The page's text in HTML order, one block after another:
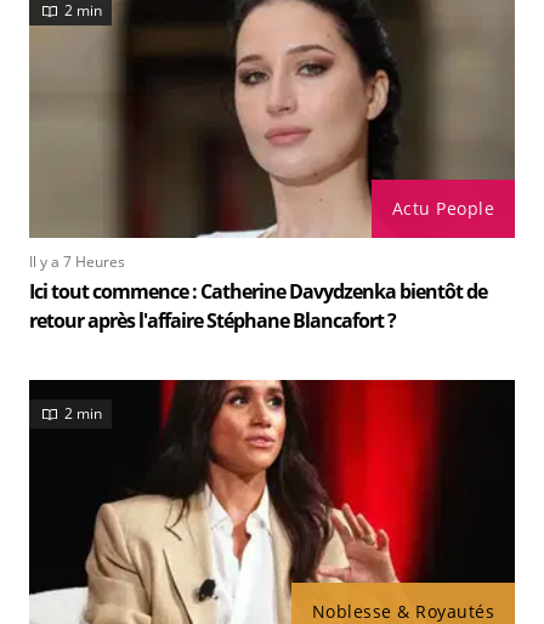
Actu People
2 min
Il y a 7 Heures
Ici tout commence : Catherine Davydzenka bientôt de
retour après l'affaire Stéphane Blancafort ?
Noblesse & Royautés
2 min